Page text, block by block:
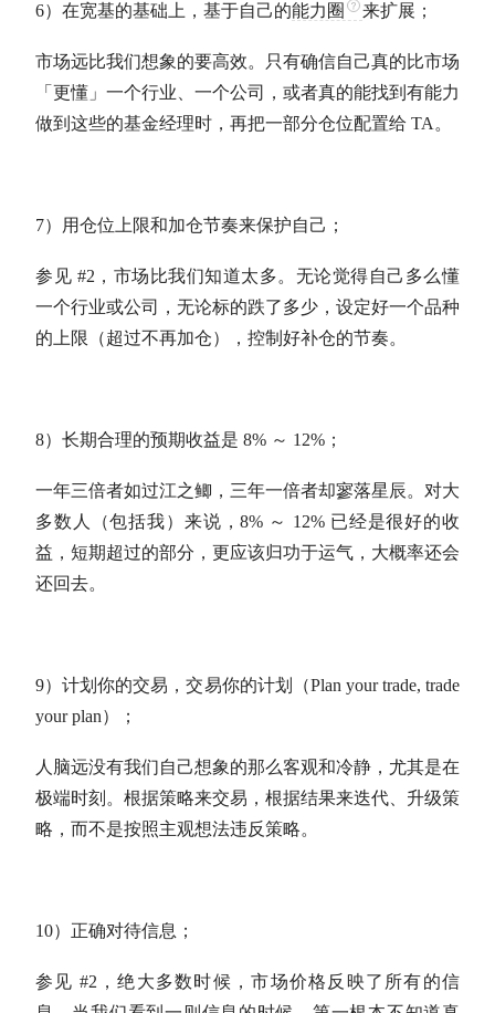
6）在宽基的基础上，基于自己的能力圈 来扩展；
市场远比我们想象的要高效。只有确信自己真的比市场
「更懂」一个行业、一个公司，或者真的能找到有能力
做到这些的基金经理时，再把一部分仓位配置给 TA。
7）用仓位 上限和加仓节奏来保护自己；
参见 #2，市场比我们知道太多。无论觉得自己多么懂
一个行业或公司，无论标的跌了多少，设定好一个品种
的上限（超过不再加仓），控制好补仓的节奏。
8）长期合理的预期收益是 8% ～ 12%；
一年三倍者如过江之鲫，三年一倍者却寥落星辰。对大
多数人（包括我）来说，8% ～ 12% 已经是很好的收
益，短期超过的部分，更应该归功于运气，大概率还会
还回去。
9）计划你的交易，交易你的计划（Plan your trade, trade
your plan）；
人脑远没有我们自己想象的那么客观和冷静，尤其是在
极端时刻。根据策略来交易，根据结果来迭代、升级策
略，而不是按照主观想法违反策略。
10）正确对待信息；
参见 #2，绝大多数时候，市场价格反映了所有的信